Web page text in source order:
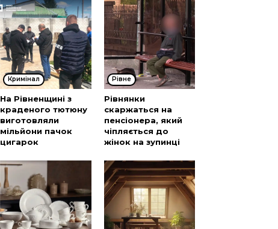
Кримінал
На Рівненщині з
краденого тютюну
виготовляли
мільйони пачок
цигарок
Рівне
Рівнянки
скаржаться на
пенсіонера, який
чіпляється до
жінок на зупинці